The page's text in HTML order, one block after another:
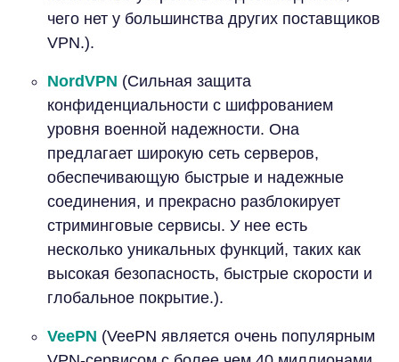
чего нет у большинства других поставщиков
VPN.).
NordVPN (Сильная защита
конфиденциальности с шифрованием
уровня военной надежности. Она
предлагает широкую сеть серверов,
обеспечивающую быстрые и надежные
соединения, и прекрасно разблокирует
стриминговые сервисы. У нее есть
несколько уникальных функций, таких как
высокая безопасность, быстрые скорости и
глобальное покрытие.).
VeePN (VeePN является очень популярным